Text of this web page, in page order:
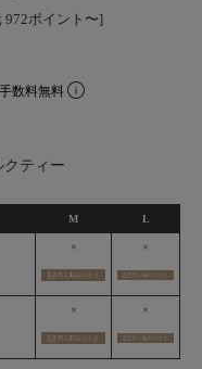
972ポイント〜]
数料無料
クティー
M L
× ×
× ×